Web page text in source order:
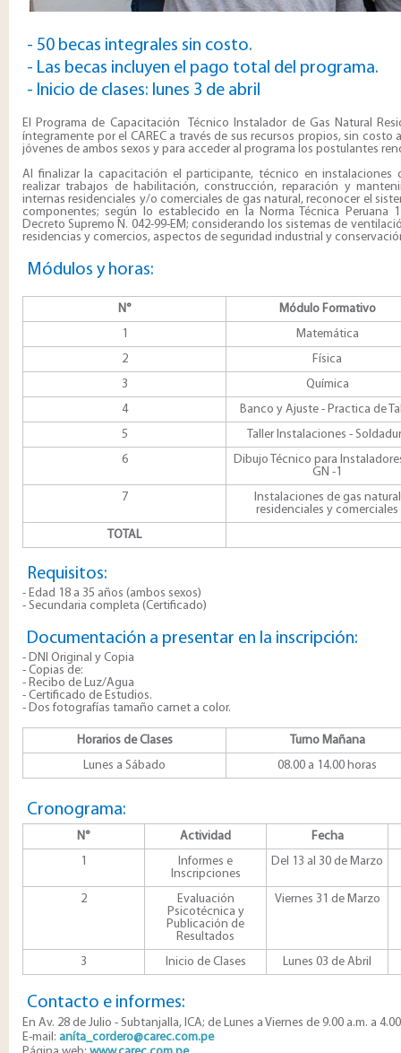
- 50 becas integrales sin costo.
- Las becas incluyen el pago total del programa.
- Inicio de clases: lunes 3 de abril
El Programa de Capacitación
Técnico Instalador de Gas Natural
íntegramente por el CAREC a través de sus recursos propios, sin
jóvenes de ambos sexos y para acceder al programa los postulantes
Al finalizar la c​apacitación el participante, técnico en instalaciones
realizar trabajos de habilitación, construcción, reparación y
internas residenciales y/o comerciales de gas natural, reconocer el
componentes; según lo establecido en la Norma Técnica Peruana
Decreto Supremo N. 042-99-EM; considerando los sistemas de
residencias y comercios, aspectos de seguridad industrial y
Módulos y horas:
N°
Módulo Formativo
1
Matemática
2
Física
3
Química
4
Banco y Ajuste - Practica de
5
Taller Instalaciones -
6
Dibujo Técnico para
GN -1
7
Instalaciones de gas natural
residenciales y comerciales
TOTAL
Requisitos:
- Edad 18 a 35 años (ambos sexos)
- Secundaria completa (Certificado)​
​Documentación a presentar en la inscripción:
- DNI Original y Copia
- Copias de:
- Recibo de Luz/Agua
- Certificado de Estudios.
- ​Dos fotografías tamaño carnet a color.
Horarios de Clases
Turno Mañana
Lunes a Sábado
08.00 a 14.00 horas
Cronograma:
N° Actividad
Fecha
1
Informes e
Inscripciones
Del 13 al 30 de Marzo
2
Evaluación
Psicotécnica y
Publicación de
Resultados
Viernes 31 de Marzo
3 Inicio de Clases Lunes 03 de Abril
Contacto e informes:
En Av. 28 de Julio - Subtanjalla, ICA; de Lunes a Viernes de 9.00 a.m. a
E-mail: aníta_cordero@carec.com.pe